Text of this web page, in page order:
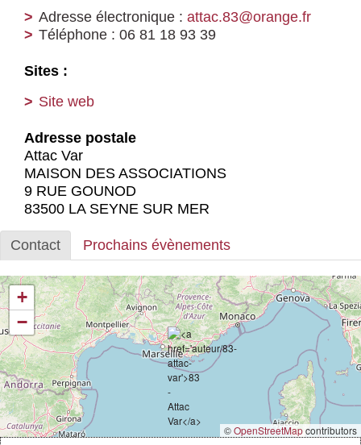
Publications
Actus et médias
Adresse électronique : attac.83@orange.fr
Téléphone : 06 81 18 93 39
Sites :
Site web
Adresse postale
Attac Var
MAISON DES ASSOCIATIONS
9 RUE GOUNOD
83500 LA SEYNE SUR MER
Contact Prochains évènements
+
−
©OpenStreetMapcontributors